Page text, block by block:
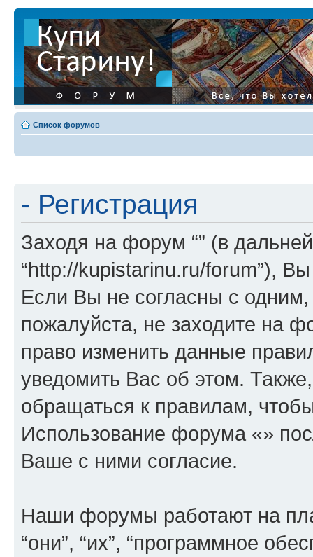
Список форумов
- Регистрация
Заходя на форум “” (в
“http://kupistarinu.ru/forum”),
Если Вы не согласны с
пожалуйста, не заходите на
право изменить данные
уведомить Вас об этом.
обращаться к правилам,
Использование форума «»
Ваше с ними согласие.
Наши форумы работают на
“они”, “их”, “программное